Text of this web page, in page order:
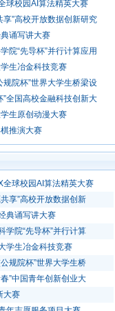
球校园AI算法精英大赛
”高校开放数据创新研究
诵写讲大赛
院“先导杯”并行计算应用
生冶金科技竞赛
院杯”世界大学生桥梁设
全国高校金融科技创新大
生原创动漫大赛
推演大赛
全球校园AI算法精英大赛
享”高校开放数据创新
典诵写讲大赛
学院“先导杯”并行计算
学生冶金科技竞赛
规院杯”世界大学生桥
”中国青年创新创业大
大赛